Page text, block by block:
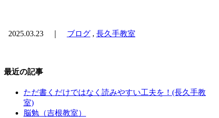
2025.03.23 ｜ ブログ, 長久手教室
最近の記事
ただ書くだけではなく読みやすい工夫を！(長久手教
室)
脳勉（吉根教室）